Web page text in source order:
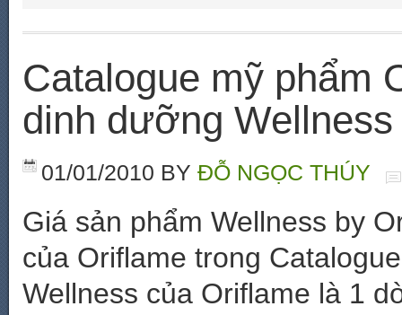
Catalogue mỹ phẩm
dinh dưỡng Wellness
01/01/2010 BY ĐỖ NGỌC THÚY
Giá sản phẩm Wellness by
của Oriflame trong
Wellness của Oriflame là 1